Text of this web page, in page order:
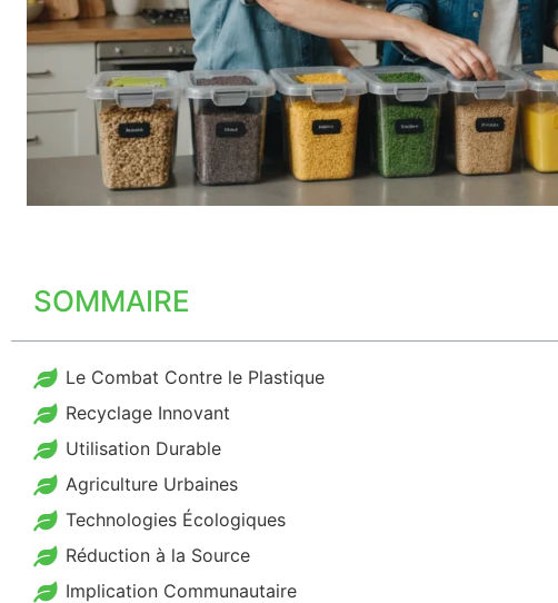
SOMMAIRE
Le Combat Contre le Plastique
Recyclage Innovant
Utilisation Durable
Agriculture Urbaines
Technologies Écologiques
Réduction à la Source
Implication Communautaire